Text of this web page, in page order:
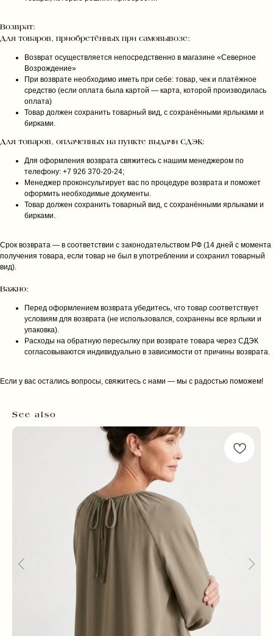
Возврат:
Для товаров, приобретённых при самовывозе:
Возврат осуществляется непосредственно в магазине «Северное
Возрождение»
При возврате необходимо иметь при себе: товар, чек и платёжное
средство (если оплата была картой — карта, которой производилась
оплата)
Товар должен сохранить товарный вид, с сохранёнными ярлыками и
бирками.
Для товаров, оплаченных на пункте выдачи СДЭК:
Для оформления возврата свяжитесь с нашим менеджером по
телефону: +7 926 370‑20‑24;
Менеджер проконсультирует вас по процедуре возврата и поможет
оформить необходимые документы.
Товар должен сохранить товарный вид, с сохранёнными ярлыками и
бирками.
Срок возврата — в соответствии с законодательством РФ (14 дней с момента
получения товара, если товар не был в употреблении и сохранил товарный
вид).
Важно:
Перед оформлением возврата убедитесь, что товар соответствует
условиям для возврата (не использовался, сохранены все ярлыки и
упаковка).
Расходы на обратную пересылку при возврате товара через СДЭК
согласовываются индивидуально в зависимости от причины возврата.
Если у вас остались вопросы, свяжитесь с нами — мы с радостью поможем!
See also